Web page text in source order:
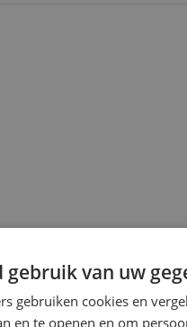
van uw
gebruiken cookies en
en te openen en om